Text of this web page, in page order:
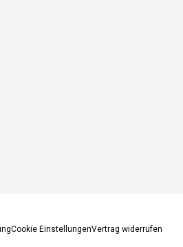
Cookie EinstellungenVertrag widerrufen